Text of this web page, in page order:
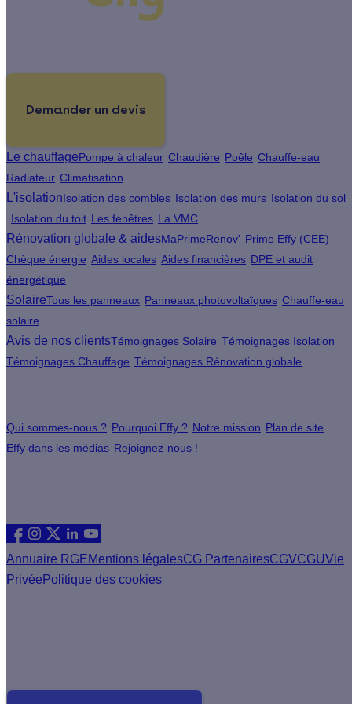
Demander un devis
Le chauffagePompe à chaleur Chaudière Poêle Chauffe-eau
Radiateur Climatisation
L'isolationIsolation des combles Isolation des murs Isolation du sol
Isolation du toit Les fenêtres La VMC
Rénovation globale & aidesMaPrimeRenov' Prime Effy (CEE)
Chèque énergie Aides locales Aides financières DPE et audit
énergétique
SolaireTous les panneaux Panneaux photovoltaïques Chauffe-eau
solaire
Avis de nos clientsTémoignages Solaire Témoignages Isolation
Témoignages Chauffage Témoignages Rénovation globale
Qui sommes-nous ? Pourquoi Effy ? Notre mission Plan de site
Effy dans les médias Rejoignez-nous !
Annuaire RGEMentions légalesCG PartenairesCGVCGUVie
Privée Politique des cookies